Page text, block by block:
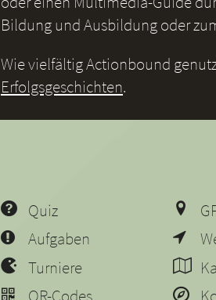
Bildung und Ausbildung oder
Wie vielfältig Actionbound
Erfolgsgeschichten.
Quiz
Aufgaben
Turniere
QR-Codes